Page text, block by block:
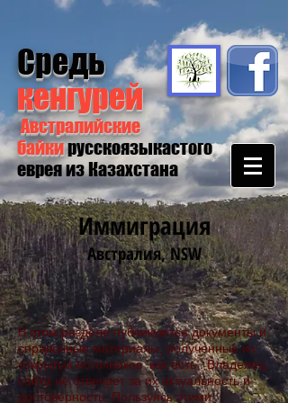
Средь
кенгурей
Австралийские
байкирусскоязыкастого
еврея из Казахстана
Иммиграция
Австралия, NSW
В этом разделе публикуются документы и
справочные материалы, полученные из
открытых источников "как есть". Владелец
сайта не отвечает за их актуальность и
достоверность. Пользуясь этими